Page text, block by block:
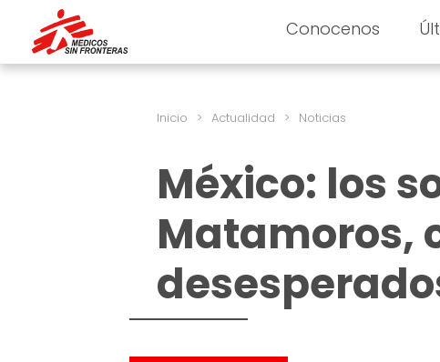
Conocenos
Inicio > Actualidad > Noticias
México: los
Matamoros,